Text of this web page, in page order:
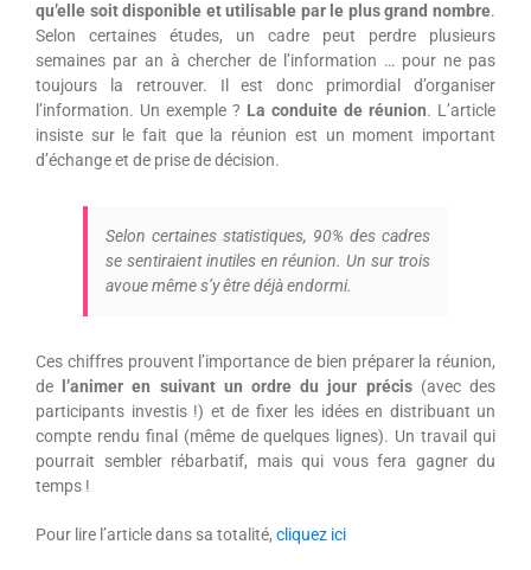
qu’elle soit disponible et utilisable par le plus grand nombre.
Selon certaines études, un cadre peut perdre plusieurs
semaines par an à chercher de l’information … pour ne pas
toujours la retrouver. Il est donc primordial d’organiser
l’information. Un exemple ? La conduite de réunion. L’article
insiste sur le fait que la réunion est un moment important
d’échange et de prise de décision.
Selon certaines statistiques, 90% des cadres
se sentiraient inutiles en réunion. Un sur trois
avoue même s’y être déjà endormi.
Ces chiffres prouvent l’importance de bien préparer la réunion,
de
l’animer en suivant un ordre du jour précis(avec des
participants investis !) et de fixer les idées en distribuant un
compte rendu final (même de quelques lignes). Un travail qui
pourrait sembler rébarbatif, mais qui vous fera gagner du
temps !
Pour lire l’article dans sa totalité, cliquez ici